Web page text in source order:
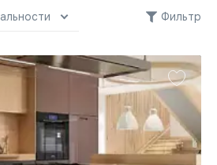
дешевле
дороже
меньше
Фильтр